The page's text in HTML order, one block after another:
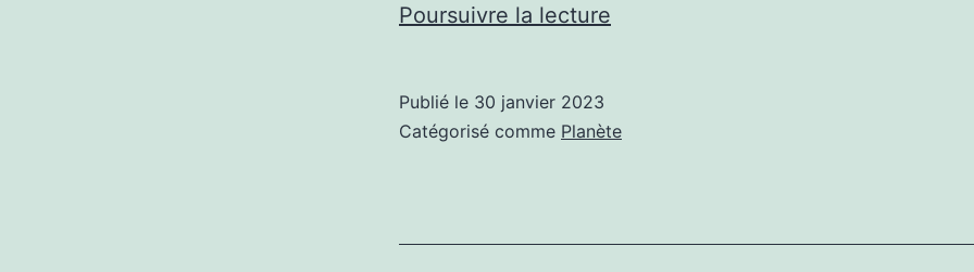
Poursuivre la lecture
l’inox
Publié le 30 janvier 2023
Catégorisé comme Planète